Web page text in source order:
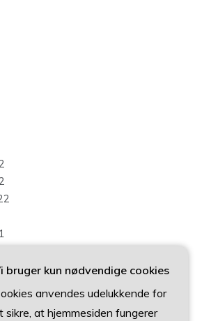
bruger kun nødvendige cookies
anvendes udelukkende for
sikre, at hjemmesiden fungerer